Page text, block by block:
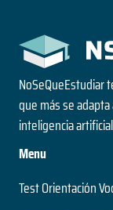
NoSeQueEstudiar
que más se
inteligencia
Menu
Test Orientación